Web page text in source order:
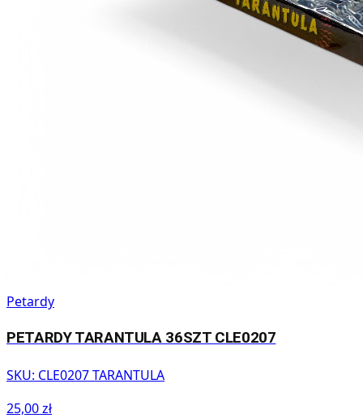
Petardy
PETARDY TARANTULA 36SZT CLE0207
SKU: CLE0207 TARANTULA
25,00 zł